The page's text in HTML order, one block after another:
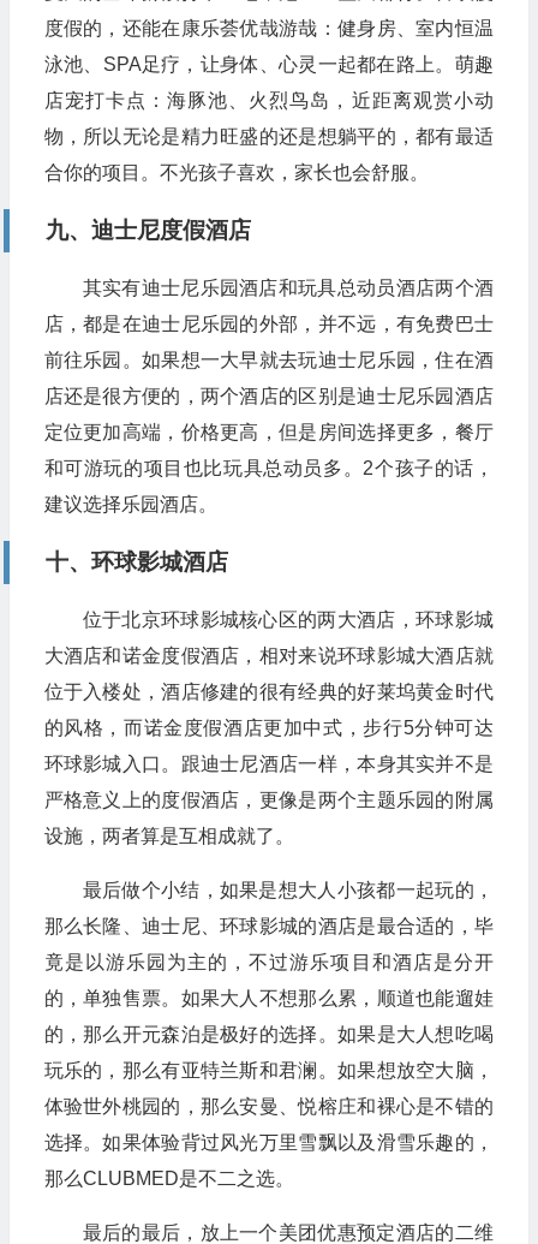
度假的，还能在康乐荟优哉游哉：健身房、室内恒温
泳池、SPA足疗，让身体、心灵一起都在路上。萌趣
店宠打卡点：海豚池、火烈鸟岛，近距离观赏小动
物，所以无论是精力旺盛的还是想躺平的，都有最适
合你的项目。不光孩子喜欢，家长也会舒服。
九、迪士尼度假酒店
其实有迪士尼乐园酒店和玩具总动员酒店两个酒
店，都是在迪士尼乐园的外部，并不远，有免费巴士
前往乐园。如果想一大早就去玩迪士尼乐园，住在酒
店还是很方便的，两个酒店的区别是迪士尼乐园酒店
定位更加高端，价格更高，但是房间选择更多，餐厅
和可游玩的项目也比玩具总动员多。2个孩子的话，
建议选择乐园酒店。
十、环球影城酒店
位于北京环球影城核心区的两大酒店，环球影城
大酒店和诺金度假酒店，相对来说环球影城大酒店就
位于入楼处，酒店修建的很有经典的好莱坞黄金时代
的风格，而诺金度假酒店更加中式，步行5分钟可达
环球影城入口。跟迪士尼酒店一样，本身其实并不是
严格意义上的度假酒店，更像是两个主题乐园的附属
设施，两者算是互相成就了。
最后做个小结，如果是想大人小孩都一起玩的，
那么长隆、迪士尼、环球影城的酒店是最合适的，毕
竟是以游乐园为主的，不过游乐项目和酒店是分开
的，单独售票。如果大人不想那么累，顺道也能遛娃
的，那么开元森泊是极好的选择。如果是大人想吃喝
玩乐的，那么有亚特兰斯和君澜。如果想放空大脑，
体验世外桃园的，那么安曼、悦榕庄和裸心是不错的
选择。如果体验背过风光万里雪飘以及滑雪乐趣的，
那么CLUBMED是不二之选。
最后的最后，放上一个美团优惠预定酒店的二维